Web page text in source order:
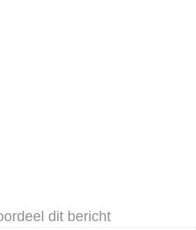
dit bericht